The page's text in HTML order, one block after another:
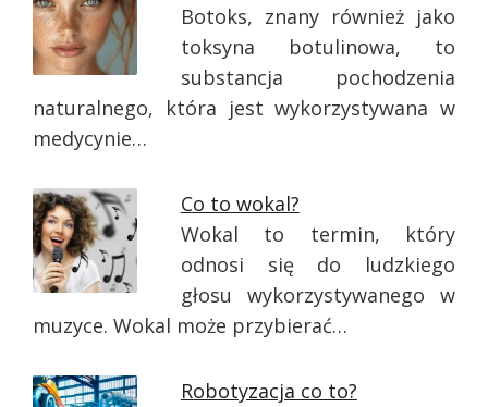
Botoks, znany również jako
toksyna botulinowa, to
substancja pochodzenia
naturalnego, która jest wykorzystywana w
medycynie…
Co to wokal?
Wokal to termin, który
odnosi się do ludzkiego
głosu wykorzystywanego w
muzyce. Wokal może przybierać…
Robotyzacja co to?